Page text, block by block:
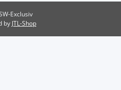
Exclusiv
by JTL-Shop